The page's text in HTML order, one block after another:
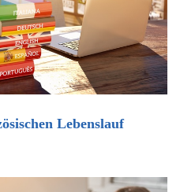
Lebenslauf